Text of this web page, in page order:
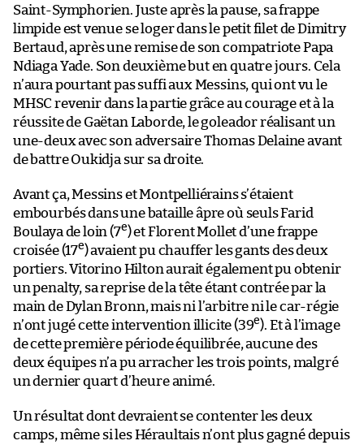
Saint-Symphorien. Juste après la pause, sa frappe
limpide est venue se loger dans le petit filet de Dimitry
Bertaud, après une remise de son compatriote Papa
Ndiaga Yade. Son deuxième but en quatre jours. Cela
n’aura pourtant pas suffi aux Messins, qui ont vu le
MHSC revenir dans la partie grâce au courage et à la
réussite de Gaëtan Laborde, le goleador réalisant un
une-deux avec son adversaire Thomas Delaine avant
de battre Oukidja sur sa droite.
Avant ça, Messins et Montpelliérains s’étaient
embourbés dans une bataille âpre où seuls Farid
Boulaya de loin (7e) et Florent Mollet d’une frappe
croisée (17e) avaient pu chauffer les gants des deux
portiers. Vitorino Hilton aurait également pu obtenir
un penalty, sa reprise de la tête étant contrée par la
main de Dylan Bronn, mais ni l’arbitre ni le car-régie
n’ont jugé cette intervention illicite (39e). Et à l’image
de cette première période équilibrée, aucune des
deux équipes n’a pu arracher les trois points, malgré
un dernier quart d’heure animé.
Un résultat dont devraient se contenter les deux
camps, même si les Héraultais n’ont plus gagné depuis